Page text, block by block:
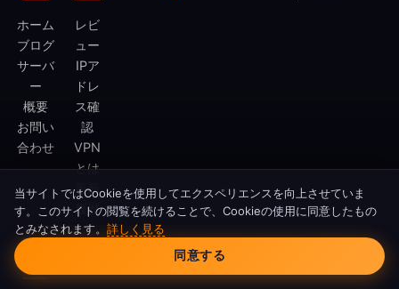
ホーム
ブログ
サーバ
ー
概要
お問い
合わせ
レビ
ュー
IPア
ドレ
ス確
認
VPN
とは
更新
履歴
法的
Cookieの同意
当サイトではCookieを使用してエクスペリエンスを向上させていま
す。このサイトの閲覧を続けることで、Cookieの使用に同意したもの
とみなされます。 詳しく見る
同意する